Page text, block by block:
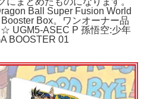
Ball Super Fusion World
Box。ワンオーナー品
UGM5-ASEC P 孫悟空:少年
BOOSTER 01